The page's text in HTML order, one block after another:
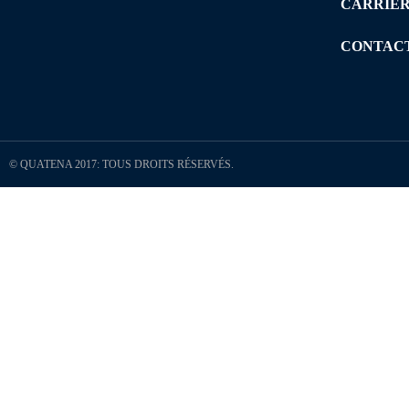
© QUATENA 2017: TOUS DROITS RÉSERVÉS.